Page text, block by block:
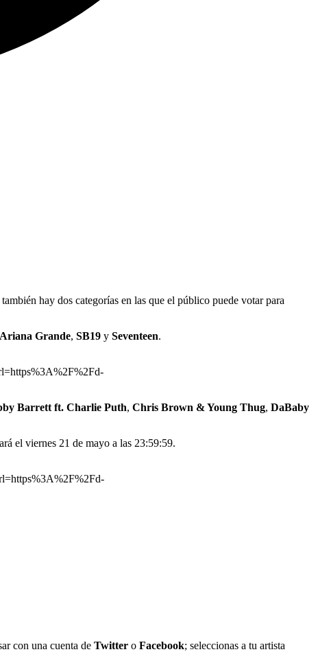
hay dos categorías en las que el público puede votar para
Ariana Grande, SB19 y Seventeen.
Barrett ft. Charlie Puth, Chris Brown & Young Thug, DaBaby
el viernes 21 de mayo a las 23:59:59.
con una cuenta de Twitter o Facebook; seleccionas a tu artista